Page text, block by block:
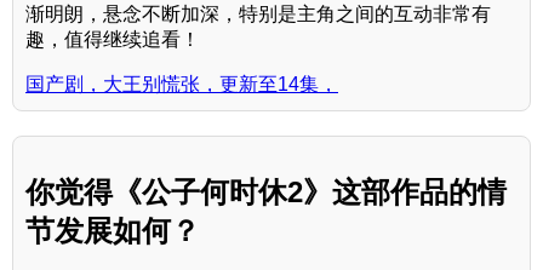
渐明朗，悬念不断加深，特别是主角之间的互动非常有
趣，值得继续追看！
国产剧，大王别慌张，更新至14集，
你觉得《公子何时休2》这部作品的情
节发展如何？